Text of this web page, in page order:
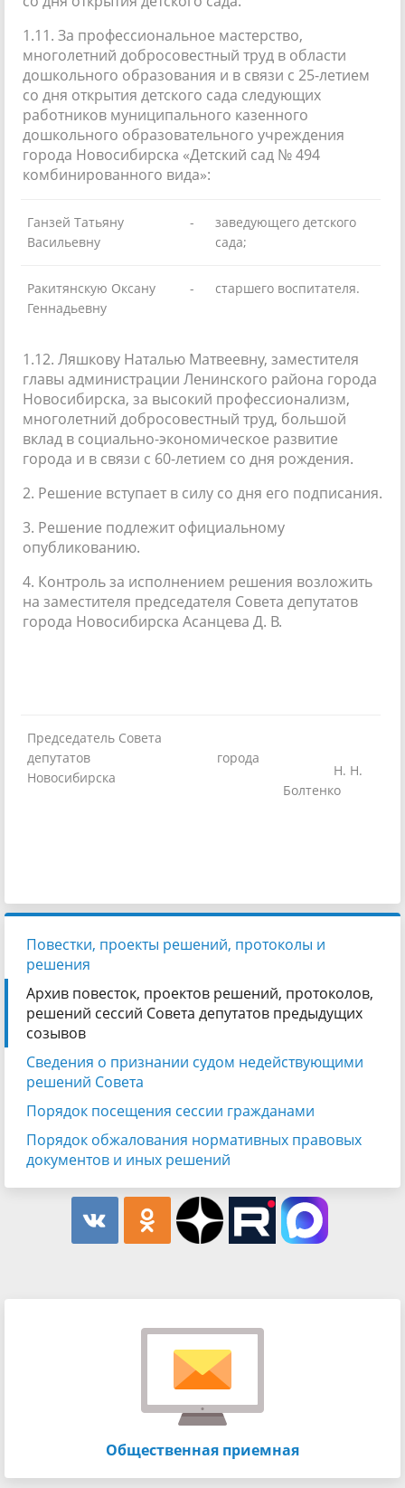
1.11. За профессиональное мастерство,
многолетний добросовестный труд в области
дошкольного образования и в связи с 25-летием
со дня открытия детского сада следующих
работников муниципального казенного
дошкольного образовательного учреждения
города Новосибирска «Детский сад № 494
комбинированного вида»:
Ганзей Татьяну
Васильевну
-
заведующего детского
сада;
Ракитянскую Оксану
Геннадьевну
- старшего воспитателя.
1.12. Ляшкову Наталью Матвеевну, заместителя
главы администрации Ленинского района города
Новосибирска, за высокий профессионализм,
многолетний добросовестный труд, большой
вклад в социально-экономическое развитие
города и в связи с 60-летием со дня рождения.
2. Решение вступает в силу со дня его подписания.
3. Решение подлежит официальному
опубликованию.
4. Контроль за исполнением решения возложить
на заместителя председателя Совета депутатов
города Новосибирска Асанцева Д. В.
Председатель Совета
депутатов города
Новосибирска
Н. Н.
Болтенко
Повестки, проекты решений, протоколы и
решения
Архив повесток, проектов решений, протоколов,
решений сессий Совета депутатов предыдущих
созывов
Сведения о признании судом недействующими
решений Совета
Порядок посещения сессии гражданами
Порядок обжалования нормативных правовых
документов и иных решений
Общественная приемная